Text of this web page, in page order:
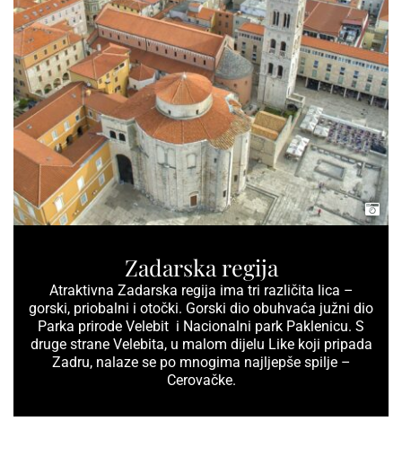
Atraktivna Zadarska regija ima tri različita lica –
gorski, priobalni i otočki. Gorski dio obuhvaća južni dio
Parka prirode Velebit i Nacionalni park Paklenicu. S
druge strane Velebita, u malom dijelu Like koji pripada
Zadru, nalaze se po mnogima najljepše spilje –
Cerovačke.
Zadarska regija